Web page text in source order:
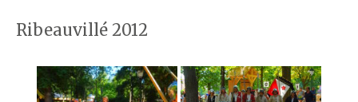
Ribeauvillé 2012